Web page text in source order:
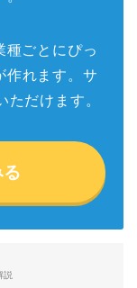
種ごとにぴっ
作れます。サ
だけます。
説